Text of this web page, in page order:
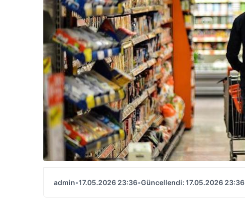
admin•17.05.2026 23:36•Güncellendi: 17.05.2026 23:36